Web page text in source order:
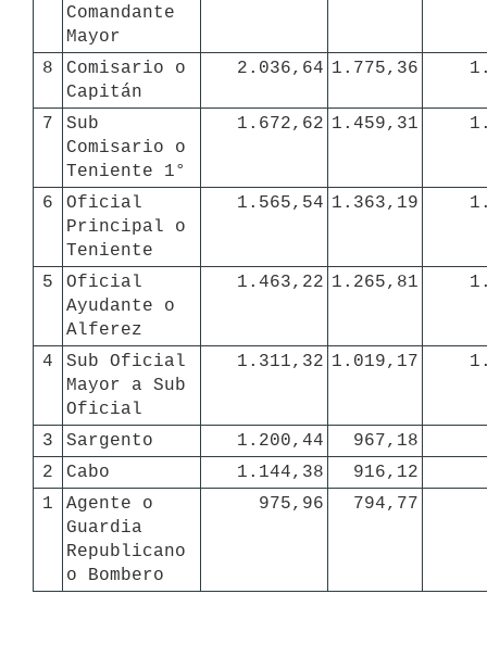
Comandante
Mayor
8
Comisario o
Capitán
2.036,64 1.775,36
7
Sub
Comisario o
Teniente 1°
1.672,62 1.459,31
6
Oficial
Principal o
Teniente
1.565,54 1.363,19
5
Oficial
Ayudante o
Alferez
1.463,22 1.265,81
4
Sub Oficial
Mayor a Sub
Oficial
1.311,32 1.019,17
3 Sargento 1.200,44
967,18
2
Cabo 1.144,38
916,12
1
Agente o
Guardia
Republicano
o Bombero
975,96 794,77